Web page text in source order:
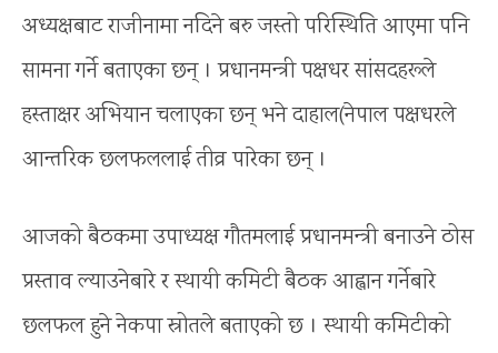
अध्यक्षबाट राजीनामा नदिने बरु जस्तो परिस्थिति आएमा पनि
सामना गर्ने बताएका छन् । प्रधानमन्त्री पक्षधर सांसदहरूले
हस्ताक्षर अभियान चलाएका छन् भने दाहाल(नेपाल पक्षधरले
आन्तरिक छलफललाई तीव्र पारेका छन् ।
आजको बैठकमा उपाध्यक्ष गौतमलाई प्रधानमन्त्री बनाउने ठोस
प्रस्ताव ल्याउनेबारे र स्थायी कमिटी बैठक आह्वान गर्नेबारे
छलफल हुने नेकपा स्रोतले बताएको छ । स्थायी कमिटीको